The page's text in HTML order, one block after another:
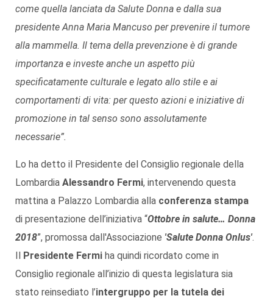
come quella lanciata da Salute Donna e dalla sua
presidente Anna Maria Mancuso per prevenire il tumore
alla mammella. Il tema della prevenzione è di grande
importanza e investe anche un aspetto più
specificatamente culturale e legato allo stile e ai
comportamenti di vita: per questo azioni e iniziative di
promozione in tal senso sono assolutamente
necessarie”.
Lo ha detto il Presidente del Consiglio regionale della
Lombardia Alessandro Fermi, intervenendo questa
mattina a Palazzo Lombardia alla conferenza stampa
di presentazione dell’iniziativa “Ottobre in salute… Donna
2018”, promossa dall'Associazione 'Salute Donna Onlus'.
Presidente Fermi ha quindi ricordato come in
Consiglio regionale all’inizio di questa legislatura sia
stato reinsediato l’intergruppo per la tutela dei